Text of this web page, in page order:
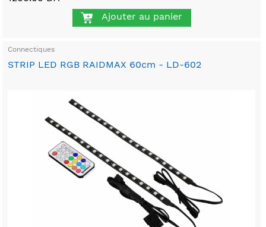
Ajouter au panier
Connectiques
STRIP LED RGB RAIDMAX 60cm - LD-602